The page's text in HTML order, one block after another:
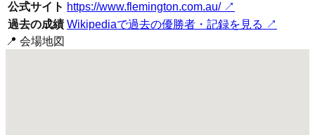
公式サイト https://www.flemington.com.au/↗
過去の成績 Wikipediaで過去の優勝者・記録を見る ↗
📍 会場地図